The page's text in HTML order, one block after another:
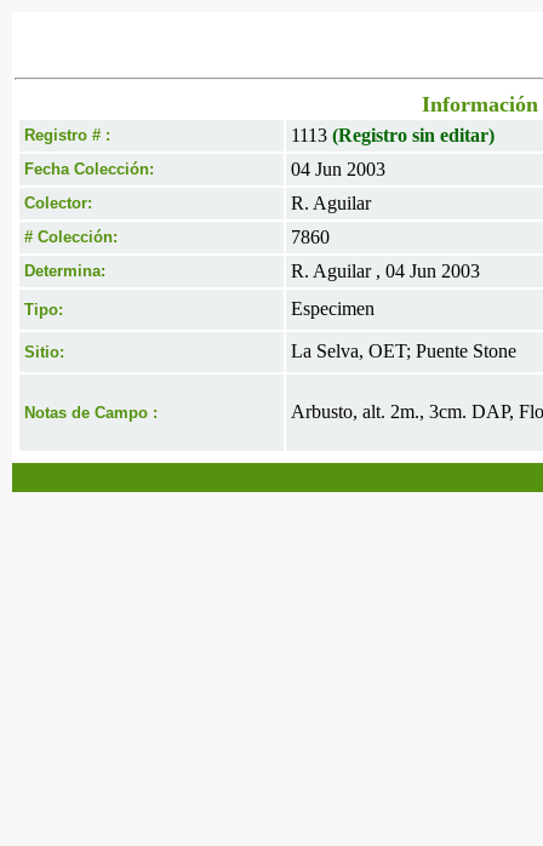
Información
Registro # : 1113 (Registro sin editar)
Fecha Colección: 04 Jun 2003
Colector: R. Aguilar
# Colección: 7860
Determina: R. Aguilar , 04 Jun 2003
Tipo: Especimen
Sitio: La Selva, OET; Puente Stone
Notas de Campo : Arbusto, alt. 2m., 3cm. DAP,